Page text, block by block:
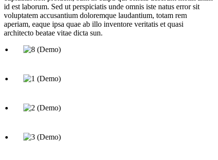
id est laborum. Sed ut perspiciatis unde omnis iste natus error sit
voluptatem accusantium doloremque laudantium, totam rem
aperiam, eaque ipsa quae ab illo inventore veritatis et quasi
architecto beatae vitae dicta sun.